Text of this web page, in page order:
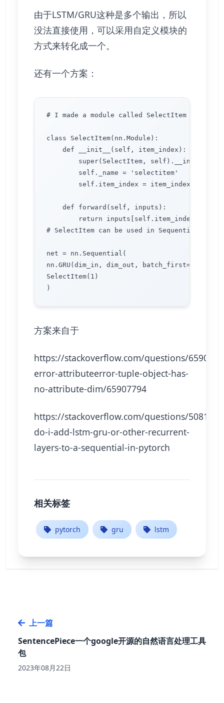
由于LSTM/GRU这种是多个输出，所以
没法直接使用，可以采用自定义模块的
方式来转化成一个。
还有一个方案：
# I made a module called SelectItem to
class SelectItem(nn.Module):
    def __init__(self, item_index):
        super(SelectItem, self).__init__()
        self._name = 'selectitem'
        self.item_index = item_index
    def forward(self, inputs):
        return inputs[self.item_index]
# SelectItem can be used in Sequential to
net = nn.Sequential(
nn.GRU(dim_in, dim_out, batch_first=True),
SelectItem(1)
方案来自于
https://stackoverflow.com/questions/
error-attributeerror-tuple-object-has-
no-attribute-dim/65907794
https://stackoverflow.com/questions/
do-i-add-lstm-gru-or-other-recurrent-
layers-to-a-sequential-in-pytorch
相关标签
pytorch gru lstm
上一篇
SentencePiece一个google开源的自然语言处理工具
包
2023年08月22日